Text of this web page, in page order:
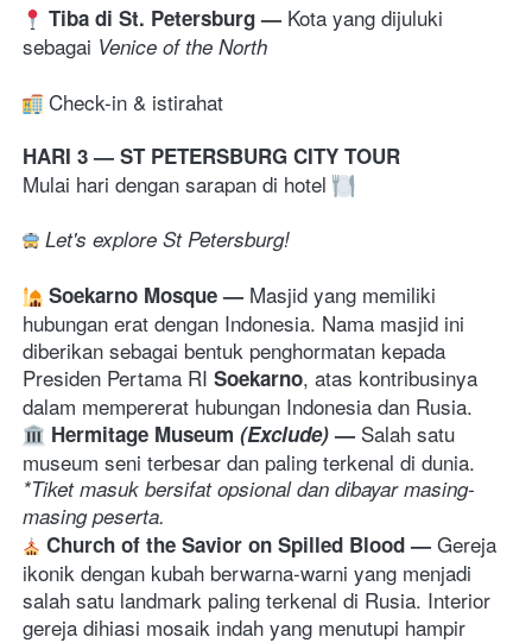
Tiba di St. Petersburg — Kota yang dijuluki
sebagai Venice of the North
Check-in & istirahat
HARI 3 — ST PETERSBURG CITY TOUR
Mulai hari dengan sarapan di hotel
Let's explore St Petersburg!
Soekarno Mosque — Masjid yang memiliki
hubungan erat dengan Indonesia. Nama masjid ini
diberikan sebagai bentuk penghormatan kepada
Presiden Pertama RI Soekarno, atas kontribusinya
dalam mempererat hubungan Indonesia dan Rusia.
Hermitage Museum (Exclude) — Salah satu
museum seni terbesar dan paling terkenal di dunia.
*Tiket masuk bersifat opsional dan dibayar masing-
masing peserta.
Church of the Savior on Spilled Blood — Gereja
ikonik dengan kubah berwarna-warni yang menjadi
salah satu landmark paling terkenal di Rusia. Interior
gereja dihiasi mosaik indah yang menutupi hampir